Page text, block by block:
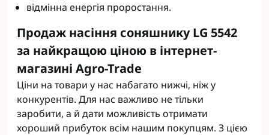
відмінна енергія проростання.
Продаж насіння соняшнику LG 5542
за найкращою ціною в інтернет-
магазині Agro-Trade
Ціни на товари у нас набагато нижчі, ніж у
конкурентів. Для нас важливо не тільки
заробити, а й дати можливість отримати
хороший прибуток всім нашим покупцям. З цією